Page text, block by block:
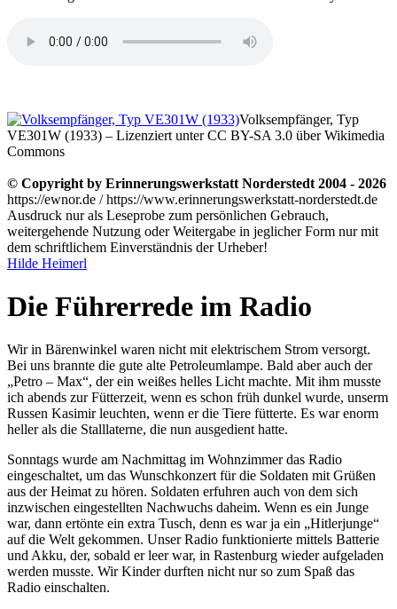
Volksempfänger, Typ
VE301W (1933) – Lizenziert unter CC BY-SA 3.0 über Wikimedia
Commons
© Copyright by Erinnerungswerkstatt Norderstedt 2004 - 2026
https://ewnor.de / https://www.erinnerungswerkstatt-norderstedt.de
Ausdruck nur als Leseprobe zum persönlichen Gebrauch,
weitergehende Nutzung oder Weitergabe in jeglicher Form nur mit
dem schriftlichem Einverständnis der Urheber!
Hilde Heimerl
Die Führerrede im Radio
Wir in Bärenwinkel waren nicht mit elektrischem Strom versorgt.
Bei uns brannte die gute alte Petroleumlampe. Bald aber auch der
Petro – Max , der ein weißes helles Licht machte. Mit ihm musste
ich abends zur Fütterzeit, wenn es schon früh dunkel wurde, unserm
Russen Kasimir leuchten, wenn er die Tiere fütterte. Es war enorm
heller als die Stalllaterne, die nun ausgedient hatte.
Sonntags wurde am Nachmittag im Wohnzimmer das Radio
eingeschaltet, um das Wunschkonzert für die Soldaten mit Grüßen
aus der Heimat zu hören. Soldaten erfuhren auch von dem sich
inzwischen eingestellten Nachwuchs daheim. Wenn es ein Junge
war, dann ertönte ein extra Tusch, denn es war ja ein
Hitlerjunge
auf die Welt gekommen. Unser Radio funktionierte mittels Batterie
und Akku, der, sobald er leer war, in Rastenburg wieder aufgeladen
werden musste. Wir Kinder durften nicht nur so zum Spaß das
Radio einschalten.